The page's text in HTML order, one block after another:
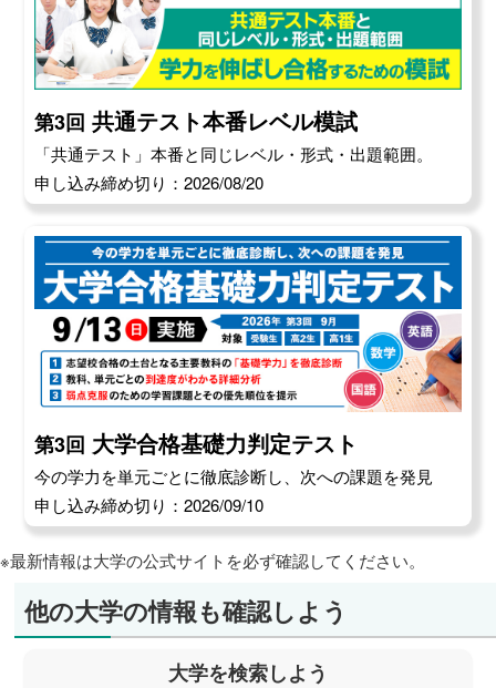
第3回 共通テスト本番レベル模試
「共通テスト」本番と同じレベル・形式・出題範囲。
申し込み締め切り：2026/08/20
第3回 大学合格基礎力判定テスト
今の学力を単元ごとに徹底診断し、次への課題を発見
申し込み締め切り：2026/09/10
※最新情報は大学の公式サイトを必ず確認してください。
他の大学の情報も確認しよう
大学を検索しよう